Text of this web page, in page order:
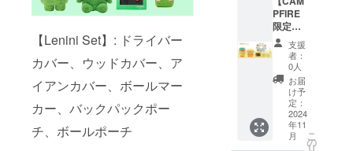
【Lenini Set】: ドライバー
カバー、ウッドカバー、ア
イアンカバー、ボールマー
カー、バックパックポー
チ、ボールポーチ
い。 ※
ご注文
状況、
使用部
材の供
給状
況、製
造工程
上の都
合等に
より出
荷時期
バック
パック
ポー
チ、パ
ター
キー
パー、
ボール
ポーチ
※デザイ
ン・仕
PFIRE
限定】
Selini
Set
【リ
ターン
内容】
・ドラ
イバー
バー、
支援
者：
0人
お届
け予
定：
2024
年11
月
こ
の
リ